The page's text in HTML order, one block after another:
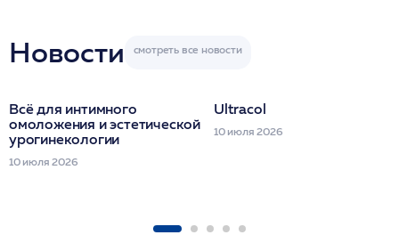
Новости
Всё для интимного
омоложения и эстетической
урогинекологии
10 июля 2026
Ultracol
10 июля 2026